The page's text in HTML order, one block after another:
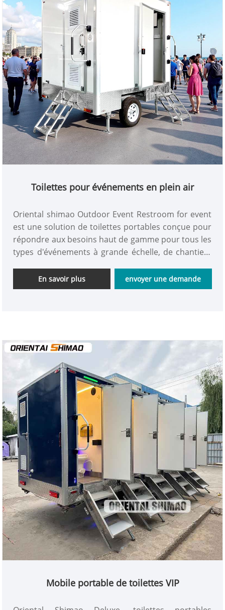
Toilettes pour événements en plein air
Oriental shimao Outdoor Event Restroom for event
est une solution de toilettes portables conçue pour
répondre aux besoins haut de gamme pour tous les
types d'événements à grande échelle, de chantiers
secours d'urgence. Toilettes VIP portables mobiles
En savoir plus envoyer une demande
Mobile portable de toilettes VIP